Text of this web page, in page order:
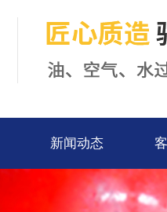
新闻动态